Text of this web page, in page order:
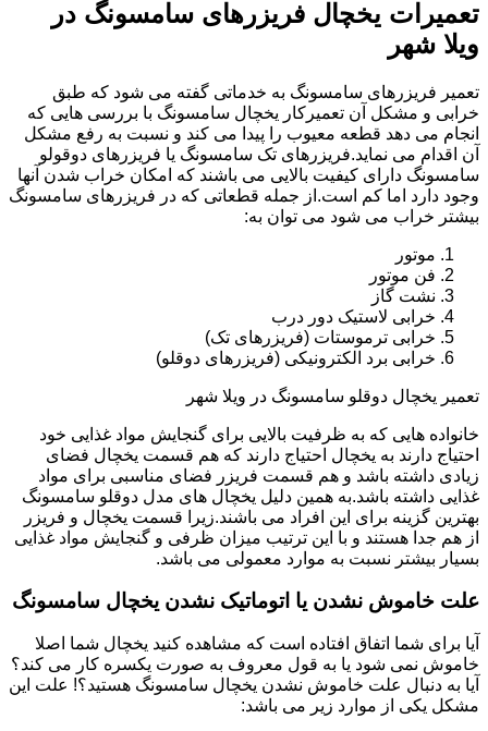
تعمیرات یخچال فریزرهای سامسونگ در
ویلا شهر
تعمیر فریزرهای سامسونگ به خدماتی گفته می شود که طبق
خرابی و مشکل آن تعمیرکار یخچال سامسونگ با بررسی هایی که
انجام می دهد قطعه معیوب را پیدا می کند و نسبت به رفع مشکل
آن اقدام می نماید.فریزرهای تک سامسونگ یا فریزرهای دوقولو
سامسونگ دارای کیفیت بالایی می باشند که امکان خراب شدن آنها
وجود دارد اما کم است.از جمله قطعاتی که در فریزرهای سامسونگ
بیشتر خراب می شود می توان به:
موتور
فن موتور
نشت گاز
خرابی لاستیک دور درب
خرابی ترموستات (فریزرهای تک)
خرابی برد الکترونیکی (فریزرهای دوقلو)
تعمیر یخچال دوقلو سامسونگ در ویلا شهر
خانواده هایی که به ظرفیت بالایی برای گنجایش مواد غذایی خود
احتیاج دارند به یخچال احتیاج دارند که هم قسمت یخچال فضای
زیادی داشته باشد و هم قسمت فریزر فضای مناسبی برای مواد
غذایی داشته باشد.به همین دلیل یخچال های مدل دوقلو سامسونگ
بهترین گزینه برای این افراد می باشند.زیرا قسمت یخچال و فریزر
از هم جدا هستند و با این ترتیب میزان ظرفی و گنجایش مواد غذایی
بسیار بیشتر نسبت به موارد معمولی می باشد.
علت خاموش نشدن یا اتوماتیک نشدن یخچال سامسونگ
آیا برای شما اتفاق افتاده است که مشاهده کنید یخچال شما اصلا
خاموش نمی شود یا به قول معروف به صورت یکسره کار می کند؟
آیا به دنبال علت خاموش نشدن یخچال سامسونگ هستید؟! علت این
مشکل یکی از موارد زیر می باشد: